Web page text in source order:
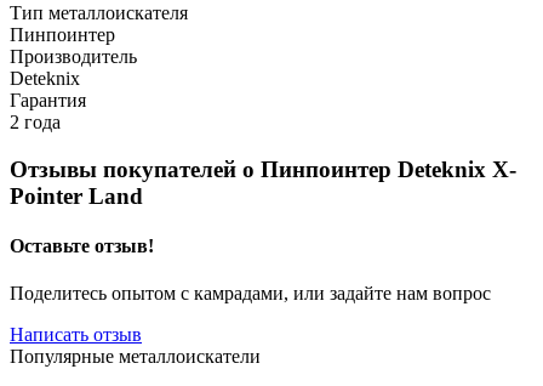
Тип металлоискателя
Пинпоинтер
Производитель
Deteknix
Гарантия
2 года
Отзывы покупателей о Пинпоинтер Deteknix X-
Pointer Land
Оставьте отзыв!
Поделитесь опытом с камрадами, или задайте нам вопрос
Написать отзыв
Популярные металлоискатели